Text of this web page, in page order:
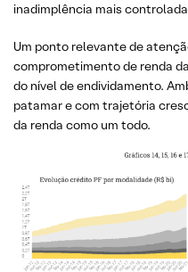
inadimplência mais
Um ponto relevante de
comprometimento de renda
do nível de endividamento.
patamar e com trajetória
da renda como um todo.